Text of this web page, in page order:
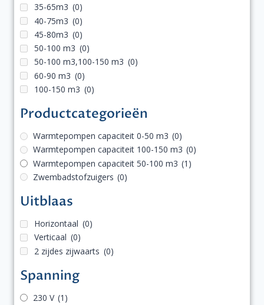
op
de
productpagina
35-65m3 (0)
40-75m3 (0)
45-80m3 (0)
50-100 m3 (0)
50-100 m3,100-150 m3 (0)
60-90 m3 (0)
100-150 m3 (0)
Productcategorieën
Warmtepompen capaciteit 0-50 m3 (0)
Warmtepompen capaciteit 100-150 m3 (0)
Warmtepompen capaciteit 50-100 m3 (1)
Zwembadstofzuigers (0)
Uitblaas
Horizontaal (0)
Verticaal (0)
2 zijdes zijwaarts (0)
Spanning
230 V (1)